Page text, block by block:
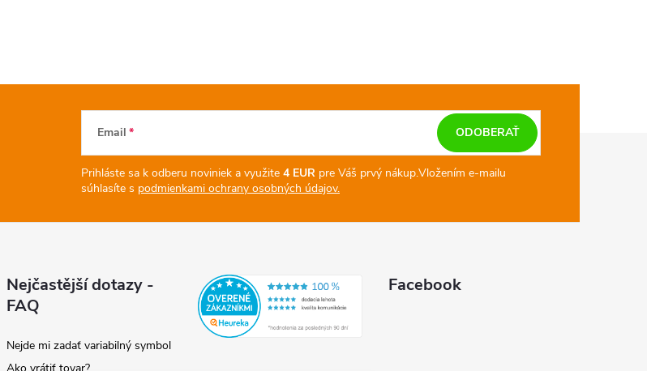
Email
Prihláste sa k odberu noviniek a využite 4 EUR pre Váš prvý nákup.Vložením e-mailu
súhlasíte s podmienkami ochrany osobných údajov.
ODOBERAŤ
Nejčastější dotazy -
FAQ
Nejde mi zadať variabilný symbol
Facebook